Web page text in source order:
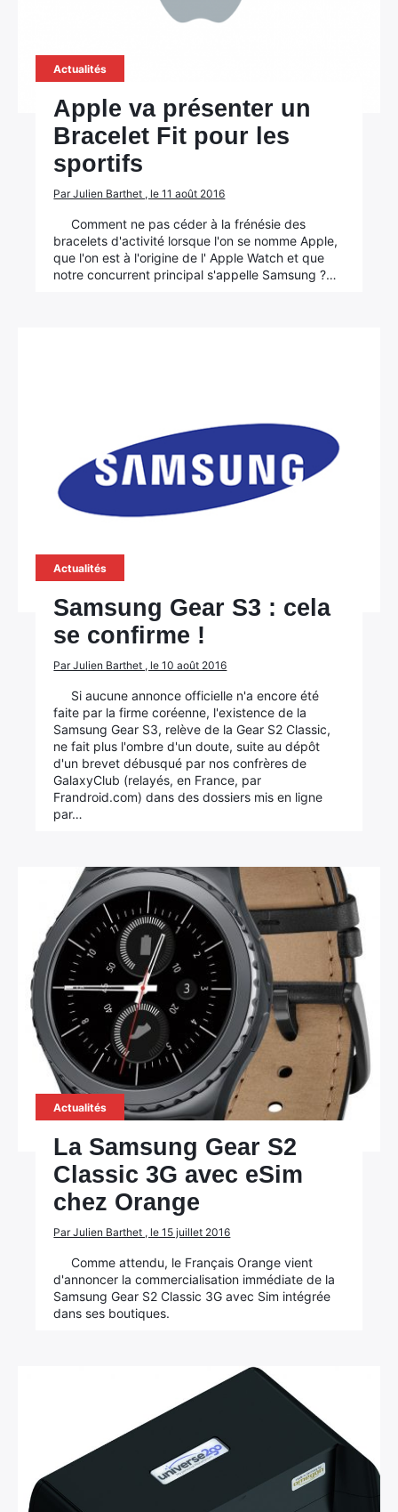
Actualités
Apple va présenter un
Bracelet Fit pour les
sportifs
Par Julien Barthet , le 11 août 2016
Comment ne pas céder à la frénésie des
bracelets d'activité lorsque l'on se nomme Apple,
que l'on est à l'origine de l' Apple Watch et que
notre concurrent principal s'appelle Samsung ?…
Actualités
Samsung Gear S3 : cela
se confirme !
Par Julien Barthet , le 10 août 2016
Si aucune annonce officielle n'a encore été
faite par la firme coréenne, l'existence de la
Samsung Gear S3, relève de la Gear S2 Classic,
ne fait plus l'ombre d'un doute, suite au dépôt
d'un brevet débusqué par nos confrères de
GalaxyClub (relayés, en France, par
Frandroid.com) dans des dossiers mis en ligne
par…
Actualités
La Samsung Gear S2
Classic 3G avec eSim
chez Orange
Par Julien Barthet , le 15 juillet 2016
Comme attendu, le Français Orange vient
d'annoncer la commercialisation immédiate de la
Samsung Gear S2 Classic 3G avec Sim intégrée
dans ses boutiques.